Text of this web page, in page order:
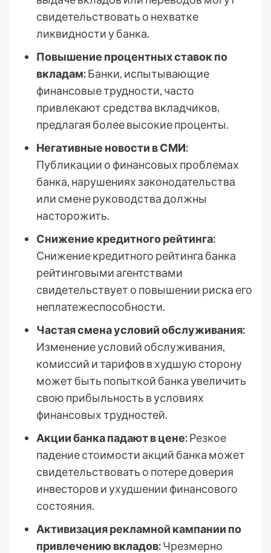
свидетельствовать о нехватке
ликвидности у банка.
Повышение процентных ставок по
вкладам:Банки, испытывающие
финансовые трудности, часто
привлекают средства вкладчиков,
предлагая более высокие проценты.
Негативные новости в СМИ:
Публикации о финансовых проблемах
банка, нарушениях законодательства
или смене руководства должны
насторожить.
Снижение кредитного рейтинга:
Снижение кредитного рейтинга банка
рейтинговыми агентствами
свидетельствует о повышении риска его
неплатежеспособности.
Частая смена условий обслуживания:
Изменение условий обслуживания,
комиссий и тарифов в худшую сторону
может быть попыткой банка увеличить
свою прибыльность в условиях
финансовых трудностей.
Акции банка падают в цене:Резкое
падение стоимости акций банка может
свидетельствовать о потере доверия
инвесторов и ухудшении финансового
состояния.
Активизация рекламной кампании по
привлечению вкладов:Чрезмерно